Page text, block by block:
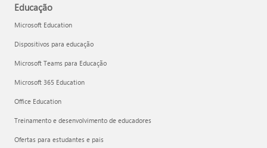
Educação
Microsoft Education
Dispositivos para educação
Microsoft Teams para Educação
Microsoft 365 Education
Office Education
Treinamento e desenvolvimento de educadores
Ofertas para estudantes e pais